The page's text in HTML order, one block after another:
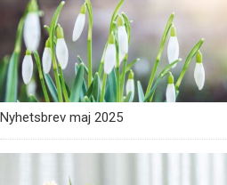
Nyhetsbrev maj 2025